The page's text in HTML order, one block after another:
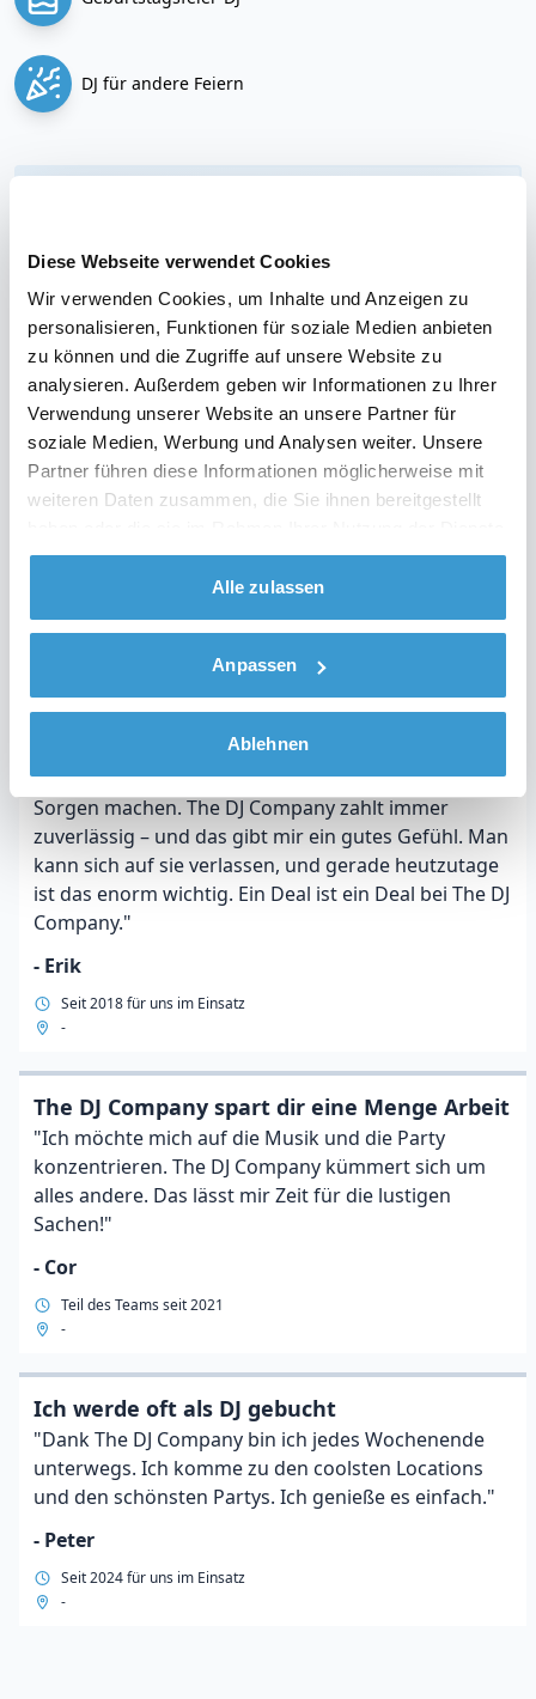
Diese Webseite verwendet Cookies
Wir verwenden Cookies, um Inhalte und Anzeigen zu
personalisieren, Funktionen für soziale Medien anbieten
zu können und die Zugriffe auf unsere Website zu
analysieren. Außerdem geben wir Informationen zu Ihrer
Verwendung unserer Website an unsere Partner für
soziale Medien, Werbung und Analysen weiter. Unsere
Partner führen diese Informationen möglicherweise mit
weiteren Daten zusammen, die Sie ihnen bereitgestellt
gesammelt haben.
Alle zulassen
Anpassen
Ablehnen
DJ für andere Feiern
unvergesslichen Geburtstagen
Verwalte und plane deine DJ-Buchungen selbst
Plane deine DJ-Buchungen online
Wir übernehmen die komplette Organisation für
dich!
Von der Rechnungsstellung bis zum Kontakt mit
Lesen Sie, was andere DJs sagen
Die unvergesslichsten Partys und besten
"Zum Glück muss ich mir um die Bezahlung keine
Sorgen machen. The DJ Company zahlt immer
zuverlässig – und das gibt mir ein gutes Gefühl. Man
kann sich auf sie verlassen, und gerade heutzutage
ist das enorm wichtig. Ein Deal ist ein Deal bei The DJ
Company."
- Erik
Seit 2018 für uns im Einsatz
-
The DJ Company spart dir eine Menge Arbeit
"Ich möchte mich auf die Musik und die Party
konzentrieren. The DJ Company kümmert sich um
alles andere. Das lässt mir Zeit für die lustigen
Sachen!"
- Cor
Teil des Teams seit 2021
-
Ich werde oft als DJ gebucht
"Dank The DJ Company bin ich jedes Wochenende
unterwegs. Ich komme zu den coolsten Locations
und den schönsten Partys. Ich genieße es einfach."
- Peter
Seit 2024 für uns im Einsatz
-